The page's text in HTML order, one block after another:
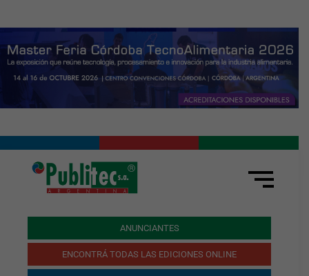
ANUNCIANTES
ENCONTRÁ TODAS LAS EDICIONES ONLINE